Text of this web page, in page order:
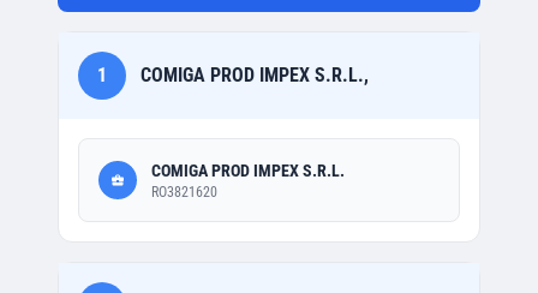
1 COMIGA PROD IMPEX S.R.L.,
COMIGA PROD IMPEX S.R.L.
RO3821620